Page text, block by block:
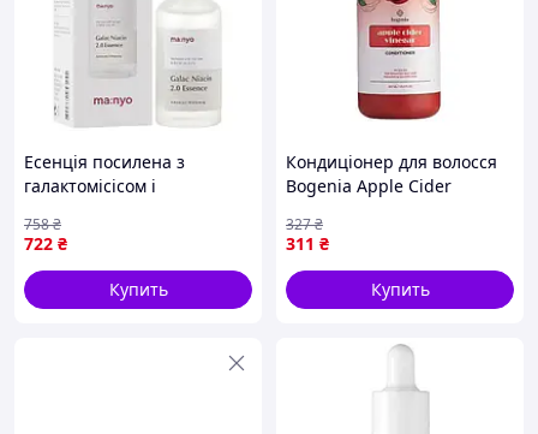
Есенція посилена з
галактомісісом і
Niacin 2.0 Essence 30ml
722 ₴
758₴
Купить
Кондиціонер для волосся
Bogenia Apple Cider
311 ₴
327₴
Купить